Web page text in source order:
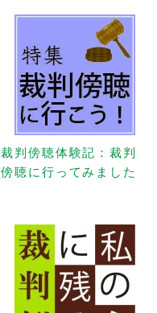
裁判傍聴体験記：裁判
傍聴に行ってみました